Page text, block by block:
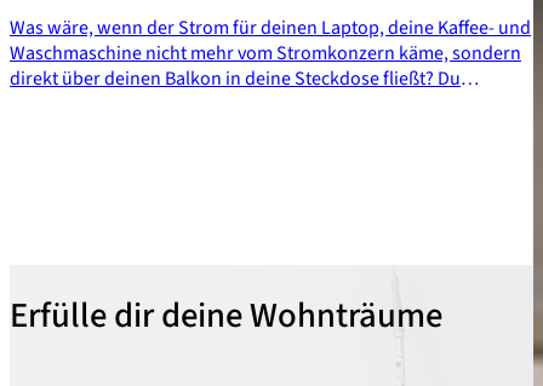
Was wäre, wenn der Strom für deinen Laptop, deine Kaffee- und
Waschmaschine nicht mehr vom Stromkonzern käme, sondern
direkt über deinen Balkon in deine Steckdose fließt? Du
Erfülle dir deine Wohnträume